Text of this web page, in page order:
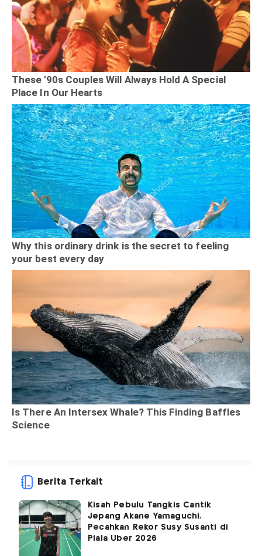
Berita Terkait
Kisah Pebulu Tangkis Cantik
Jepang Akane Yamaguchi,
Pecahkan Rekor Susy Susanti di
Piala Uber 2026